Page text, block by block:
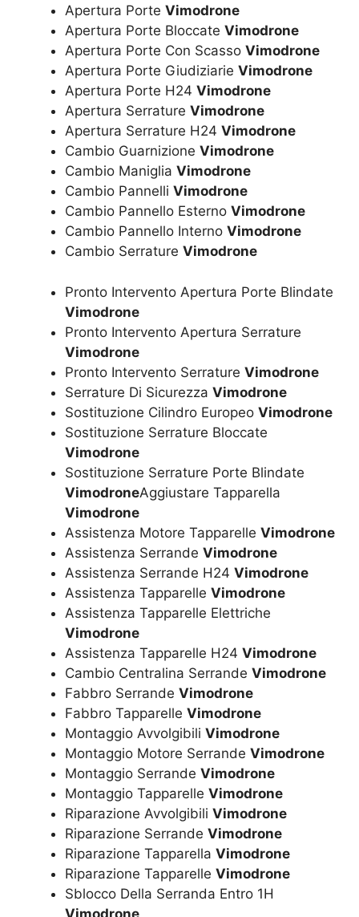
Apertura Porte Vimodrone
Apertura Porte Bloccate Vimodrone
Apertura Porte Con Scasso Vimodrone
Apertura Porte Giudiziarie Vimodrone
Apertura Porte H24 Vimodrone
Apertura Serrature Vimodrone
Apertura Serrature H24 Vimodrone
Cambio Guarnizione Vimodrone
Cambio Maniglia Vimodrone
Cambio Pannelli Vimodrone
Cambio Pannello Esterno Vimodrone
Cambio Pannello Interno Vimodrone
Cambio Serrature Vimodrone
Pronto Intervento Apertura Porte Blindate
Vimodrone
Pronto Intervento Apertura Serrature
Vimodrone
Pronto Intervento Serrature Vimodrone
Serrature Di Sicurezza Vimodrone
Sostituzione Cilindro Europeo Vimodrone
Sostituzione Serrature Bloccate
Vimodrone
Sostituzione Serrature Porte Blindate
VimodroneAggiustare Tapparella
Vimodrone
Assistenza Motore Tapparelle Vimodrone
Assistenza Serrande Vimodrone
Assistenza Serrande H24 Vimodrone
Assistenza Tapparelle Vimodrone
Assistenza Tapparelle Elettriche
Vimodrone
Assistenza Tapparelle H24 Vimodrone
Cambio Centralina Serrande Vimodrone
Fabbro Serrande Vimodrone
Fabbro Tapparelle Vimodrone
Montaggio Avvolgibili Vimodrone
Montaggio Motore Serrande Vimodrone
Montaggio Serrande Vimodrone
Montaggio Tapparelle Vimodrone
Riparazione Avvolgibili Vimodrone
Riparazione Serrande Vimodrone
Riparazione Tapparella Vimodrone
Riparazione Tapparelle Vimodrone
Sblocco Della Serranda Entro 1H
Vimodrone